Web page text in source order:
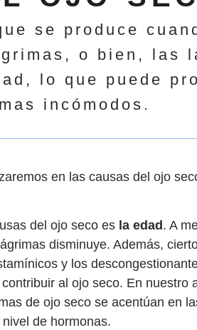
se produce
o bien, las
lo que puede
incómodos.
en las causas del ojo
del ojo seco es la edad . A
disminuye. Además,
y los
al ojo seco. En nuestro
de ojo seco se acentúan en
de hormonas.